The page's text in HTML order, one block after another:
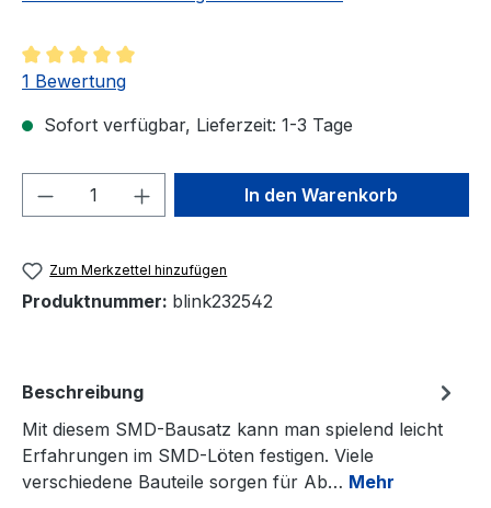
Durchschnittliche Bewertung von 5 von 5 Sternen
1 Bewertung
Sofort verfügbar, Lieferzeit: 1-3 Tage
Produkt Anzahl: Gib denIn den Warenkorb
Zum Merkzettel hinzufügen
Produktnummer: blink232542
Beschreibung
Mit diesem SMD-Bausatz kann man spielend leicht
Erfahrungen im SMD-Löten festigen. Viele
verschiedene Bauteile sorgen für Ab… Mehr